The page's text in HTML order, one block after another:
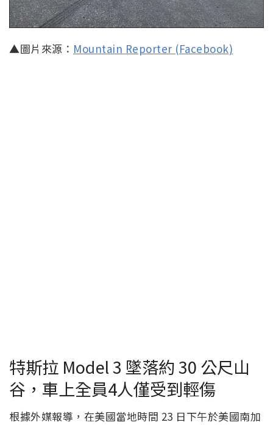
▲圖片來源： Mountain Reporter (Facebook)
特斯拉 Model 3 墜落約 30 公尺山
谷，車上全員4人僅受到輕傷
根據外媒報導，在美國當地時間 23 日下午於美國南加